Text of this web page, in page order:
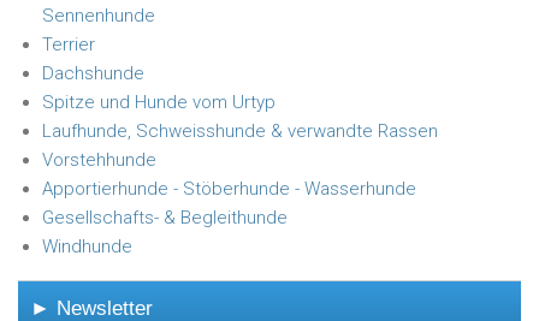
Sennenhunde
Terrier
Dachshunde
Spitze und Hunde vom Urtyp
Laufhunde, Schweisshunde & verwandte Rassen
Vorstehhunde
Apportierhunde - Stöberhunde - Wasserhunde
Gesellschafts- & Begleithunde
Windhunde
► Newsletter